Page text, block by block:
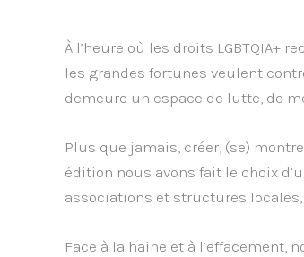
À l’heure où les droits LGBTQIA+
les grandes fortunes veulent
demeure un espace de lutte, de
Plus que jamais, créer, (se)
édition nous avons fait le choix
associations et structures
Face à la haine et à l’effacement,